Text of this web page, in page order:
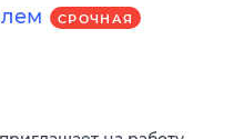
ситуации
СРОЧНАЯ